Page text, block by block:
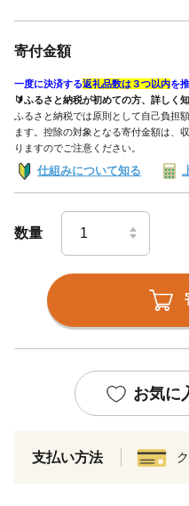
寄付金額
一度に決済する返礼品数は３つ以内を
🔰ふるさと納税が初めての方、詳しく
ふるさと納税では原則として自己負担
ます。控除の対象となる寄付金額は、
りますのでご注意ください。
仕組みについて知る
数量
お気に
支払い方法